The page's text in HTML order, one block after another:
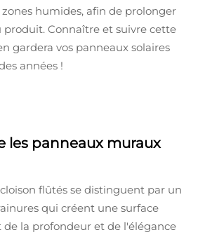
humides, afin de prolonger
produit. Connaître et suivre cette
gardera vos panneaux solaires
années !
les panneaux muraux
flûtés se distinguent par un
qui créent une surface
la profondeur et de l'élégance